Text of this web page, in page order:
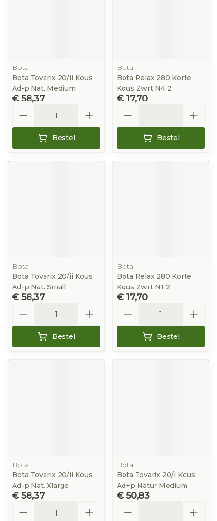
Bota
Bota Tovarix 20/ii Kous
Ad-p Nat. Medium
€ 58,37
Bestel
Bota
Bota Relax 280 Korte
Kous Zwrt N4 2
€ 17,70
Bestel
Bota
Bota Tovarix 20/ii Kous
Ad-p Nat. Small
€ 58,37
Bestel
Bota
Bota Relax 280 Korte
Kous Zwrt N1 2
€ 17,70
Bestel
Bota
Bota Tovarix 20/ii Kous
Ad-p Nat. Xlarge
€ 58,37
Bota
Bota Tovarix 20/i Kous
Ad+p Natur Medium
€ 50,83